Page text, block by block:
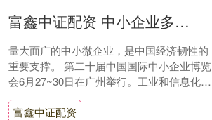
富鑫中证配资 中小企业多项指标回升向好 工信部明确下一步政策举措
量大面广的中小微企业，是中国经济韧性的
重要支撑。 第二十届中国国际中小企业博览
会6月27~30日在广州举行。工业和信息化部
部长李乐成在开幕致辞中表示，要加力优
化....
富鑫中证配资